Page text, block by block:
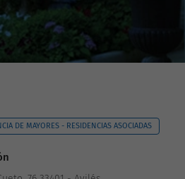
DE MAYORES - RESIDENCIAS ASOCIADAS